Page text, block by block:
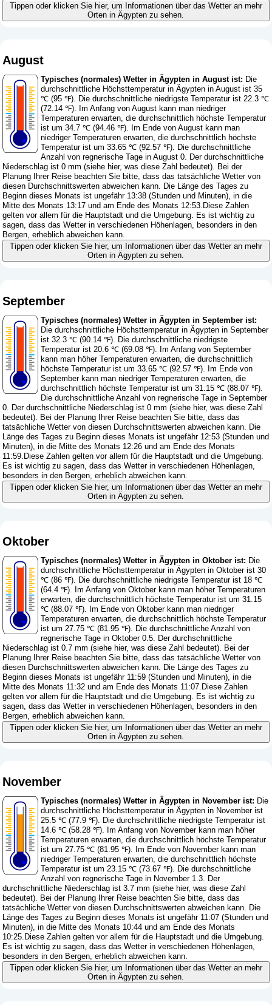
Tippen oder klicken Sie hier, um Informationen über das Wetter an mehr
Orten in Ägypten zu sehen.
August
Typisches (normales) Wetter in Ägypten in August ist: Die
durchschnittliche Höchsttemperatur in Ägypten in August ist 35
℃ (95 ℉). Die durchschnittliche niedrigste Temperatur ist 22.3 ℃
(72.14 ℉). Im Anfang von August kann man niedriger
Temperaturen erwarten, die durchschnittlich höchste Temperatur
ist um 34.7 ℃ (94.46 ℉). Im Ende von August kann man
niedriger Temperaturen erwarten, die durchschnittlich höchste
Temperatur ist um 33.65 ℃ (92.57 ℉). Die durchschnittliche
Anzahl von regnerische Tage in August 0. Der durchschnittliche
Niederschlag ist 0 mm (siehe hier, was diese Zahl bedeutet). Bei der
Planung Ihrer Reise beachten Sie bitte, dass das tatsächliche Wetter von
diesen Durchschnittswerten abweichen kann. Die Länge des Tages zu
Beginn dieses Monats ist ungefähr 13:38 (Stunden und Minuten), in die
Mitte des Monats 13:17 und am Ende des Monats 12:53.Diese Zahlen
gelten vor allem für die Hauptstadt und die Umgebung. Es ist wichtig zu
sagen, dass das Wetter in verschiedenen Höhenlagen, besonders in den
Bergen, erheblich abweichen kann.
Tippen oder klicken Sie hier, um Informationen über das Wetter an mehr
Orten in Ägypten zu sehen.
September
Typisches (normales) Wetter in Ägypten in September ist:
Die durchschnittliche Höchsttemperatur in Ägypten in September
ist 32.3 ℃ (90.14 ℉). Die durchschnittliche niedrigste
Temperatur ist 20.6 ℃ (69.08 ℉). Im Anfang von September
kann man höher Temperaturen erwarten, die durchschnittlich
höchste Temperatur ist um 33.65 ℃ (92.57 ℉). Im Ende von
September kann man niedriger Temperaturen erwarten, die
durchschnittlich höchste Temperatur ist um 31.15 ℃ (88.07 ℉).
Die durchschnittliche Anzahl von regnerische Tage in September
0. Der durchschnittliche Niederschlag ist 0 mm (siehe hier, was diese Zahl
bedeutet). Bei der Planung Ihrer Reise beachten Sie bitte, dass das
tatsächliche Wetter von diesen Durchschnittswerten abweichen kann. Die
Länge des Tages zu Beginn dieses Monats ist ungefähr 12:53 (Stunden und
Minuten), in die Mitte des Monats 12:26 und am Ende des Monats
11:59.Diese Zahlen gelten vor allem für die Hauptstadt und die Umgebung.
Es ist wichtig zu sagen, dass das Wetter in verschiedenen Höhenlagen,
besonders in den Bergen, erheblich abweichen kann.
Tippen oder klicken Sie hier, um Informationen über das Wetter an mehr
Orten in Ägypten zu sehen.
Oktober
Typisches (normales) Wetter in Ägypten in Oktober ist: Die
durchschnittliche Höchsttemperatur in Ägypten in Oktober ist 30
℃ (86 ℉). Die durchschnittliche niedrigste Temperatur ist 18 ℃
(64.4 ℉). Im Anfang von Oktober kann man höher Temperaturen
erwarten, die durchschnittlich höchste Temperatur ist um 31.15
℃ (88.07 ℉). Im Ende von Oktober kann man niedriger
Temperaturen erwarten, die durchschnittlich höchste Temperatur
ist um 27.75 ℃ (81.95 ℉). Die durchschnittliche Anzahl von
regnerische Tage in Oktober 0.5. Der durchschnittliche
Niederschlag ist 0.7 mm (siehe hier, was diese Zahl bedeutet). Bei der
Planung Ihrer Reise beachten Sie bitte, dass das tatsächliche Wetter von
diesen Durchschnittswerten abweichen kann. Die Länge des Tages zu
Beginn dieses Monats ist ungefähr 11:59 (Stunden und Minuten), in die
Mitte des Monats 11:32 und am Ende des Monats 11:07.Diese Zahlen
gelten vor allem für die Hauptstadt und die Umgebung. Es ist wichtig zu
sagen, dass das Wetter in verschiedenen Höhenlagen, besonders in den
Bergen, erheblich abweichen kann.
Tippen oder klicken Sie hier, um Informationen über das Wetter an mehr
Orten in Ägypten zu sehen.
November
Typisches (normales) Wetter in Ägypten in November ist: Die
durchschnittliche Höchsttemperatur in Ägypten in November ist
25.5 ℃ (77.9 ℉). Die durchschnittliche niedrigste Temperatur ist
14.6 ℃ (58.28 ℉). Im Anfang von November kann man höher
Temperaturen erwarten, die durchschnittlich höchste Temperatur
ist um 27.75 ℃ (81.95 ℉). Im Ende von November kann man
niedriger Temperaturen erwarten, die durchschnittlich höchste
Temperatur ist um 23.15 ℃ (73.67 ℉). Die durchschnittliche
Anzahl von regnerische Tage in November 1.3. Der
durchschnittliche Niederschlag ist 3.7 mm (siehe hier, was diese Zahl
bedeutet). Bei der Planung Ihrer Reise beachten Sie bitte, dass das
tatsächliche Wetter von diesen Durchschnittswerten abweichen kann. Die
Länge des Tages zu Beginn dieses Monats ist ungefähr 11:07 (Stunden und
Minuten), in die Mitte des Monats 10:44 und am Ende des Monats
10:25.Diese Zahlen gelten vor allem für die Hauptstadt und die Umgebung.
Es ist wichtig zu sagen, dass das Wetter in verschiedenen Höhenlagen,
besonders in den Bergen, erheblich abweichen kann.
Tippen oder klicken Sie hier, um Informationen über das Wetter an mehr
Orten in Ägypten zu sehen.